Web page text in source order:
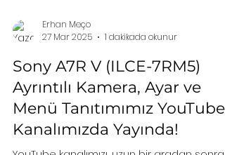
Erhan Meço
27 Mar 2025
1 dakikada okunur
Sony A7R V (ILCE-7RM5)
Ayrıntılı Kamera, Ayar ve